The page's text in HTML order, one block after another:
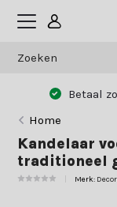
Betaal
Home
Kandelaar
traditioneel
Merk: